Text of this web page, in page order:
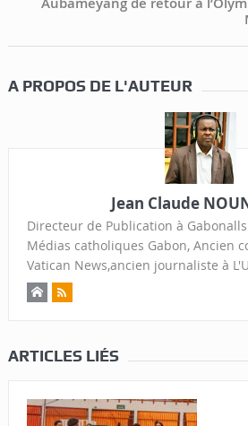
A PROPOS DE L'AUTEUR
Jean Claude
Directeur de Publication à
Médias catholiques Gabon, Ancien
Vatican News,ancien journaliste à
ARTICLES LIÉS